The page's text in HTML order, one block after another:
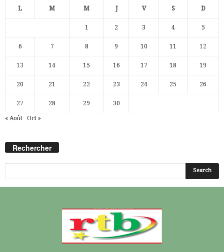
L M M J V S D
1 2 3 4 5
6 7 8 9 10 11 12
13 14 15 16 17 18 19
20 21 22 23 24 25 26
27 28 29 30
« Août Oct »
Rechercher